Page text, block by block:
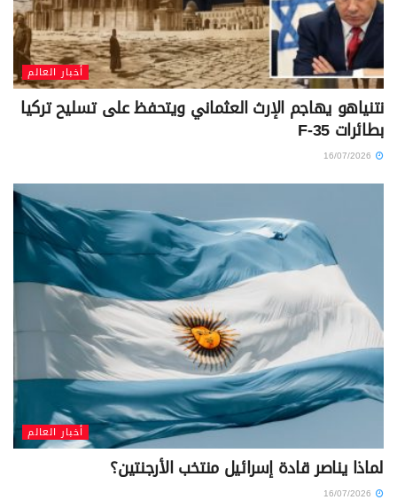
أخبار العالم
نتنياهو يهاجم الإرث العثماني ويتحفظ على تسليح تركيا
بطائرات F-35
أخبار العالم
لماذا يناصر قادة إسرائيل منتخب الأرجنتين؟